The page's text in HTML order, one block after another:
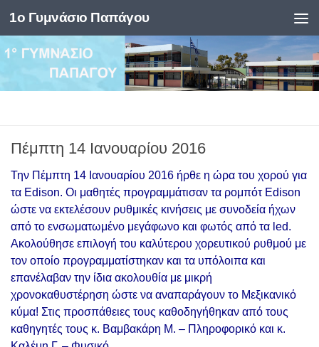
Skip to content
1ο Γυμνάσιο Παπάγου
Πέμπτη 14 Ιανουαρίου 2016
Την Πέμπτη 14 Ιανουαρίου 2016 ήρθε η ώρα του χορού για
τα Edison. Oι μαθητές προγραμμάτισαν τα ρομπότ Edison
ώστε να εκτελέσουν ρυθμικές κινήσεις με συνοδεία ήχων
από το ενσωματωμένο μεγάφωνο και φωτός από τα led.
Ακολούθησε επιλογή του καλύτερου χορευτικού ρυθμού με
τον οποίο προγραμματίστηκαν και τα υπόλοιπα και
επανέλαβαν την ίδια ακολουθία με μικρή
χρονοκαθυστέρηση ώστε να αναπαράγουν το Μεξικανικό
κύμα! Στις προσπάθειες τους καθοδηγήθηκαν από τους
καθηγητές τους κ. Βαμβακάρη Μ. – Πληροφορικό και κ.